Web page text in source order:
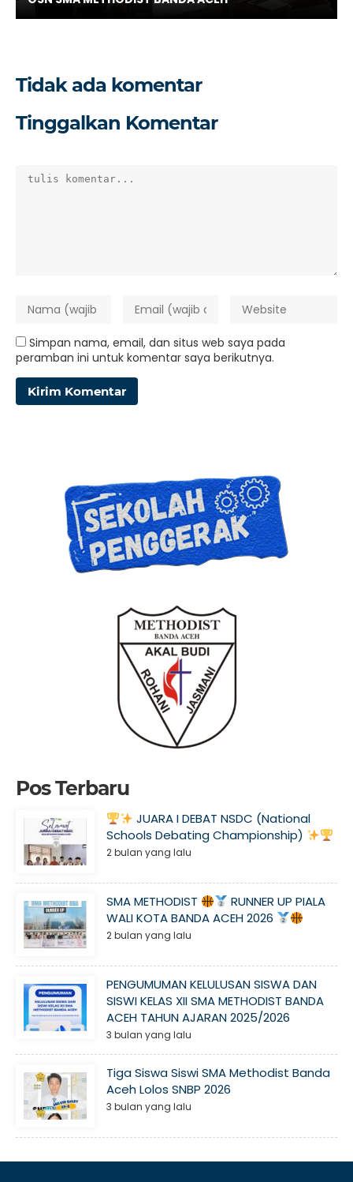
Tidak ada komentar
Tinggalkan Komentar
Simpan nama, email, dan situs web saya pada
peramban ini untuk komentar saya berikutnya.
Pos Terbaru
JUARA I DEBAT NSDC (National
Schools Debating Championship)
2 bulan yang lalu
SMA METHODIST
RUNNER UP PIALA
WALI KOTA BANDA ACEH 2026
2 bulan yang lalu
PENGUMUMAN KELULUSAN SISWA DAN
SISWI KELAS XII SMA METHODIST BANDA
ACEH TAHUN AJARAN 2025/2026
3 bulan yang lalu
Tiga Siswa Siswi SMA Methodist Banda
Aceh Lolos SNBP 2026
3 bulan yang lalu